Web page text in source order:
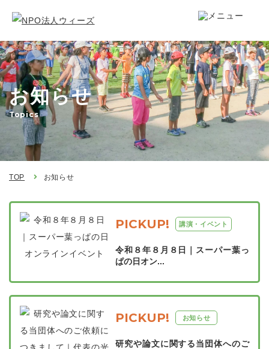
お知らせ
Topics
TOP お知らせ
PICKUP! 講演・イベント
令和８年８月８日｜スーパー葉っ
ぱの日オン...
PICKUP! お知らせ
研究や論文に関する当団体へのご